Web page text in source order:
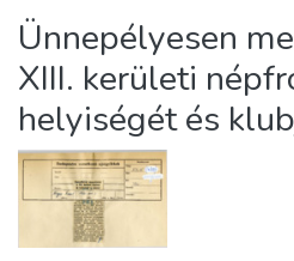
Statistics
About us
Ünnepélyesen
XIII. kerületi
helyiségét és